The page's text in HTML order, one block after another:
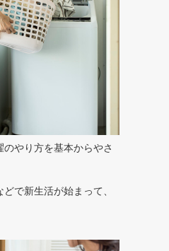
やり方を基本からやさ
で新生活が始まって、